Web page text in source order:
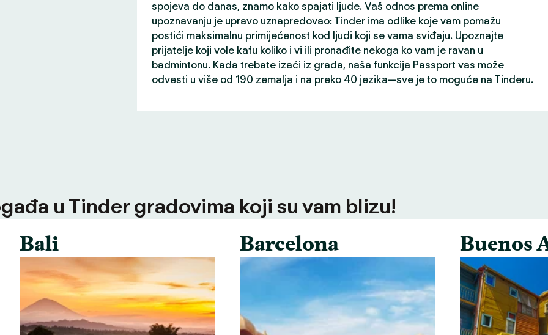
spojeva do danas, znamo kako spajati ljude. Vaš odnos prema online
upoznavanju je upravo uznapredovao: Tinder ima odlike koje vam pomažu
postići maksimalnu primijećenost kod ljudi koji se vama sviđaju. Upoznajte
prijatelje koji vole kafu koliko i vi ili pronađite nekoga ko vam je ravan u
badmintonu. Kada trebate izaći iz grada, naša funkcija Passport vas može
odvesti u više od 190 zemalja i na preko 40 jezika—sve je to moguće na Tinderu.
u Tinder gradovima koji su vam blizu!
Bali Barcelona Buenos